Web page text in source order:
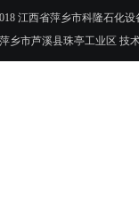
江西省萍乡市科隆石化
乡市芦溪县珠亭工业区 技